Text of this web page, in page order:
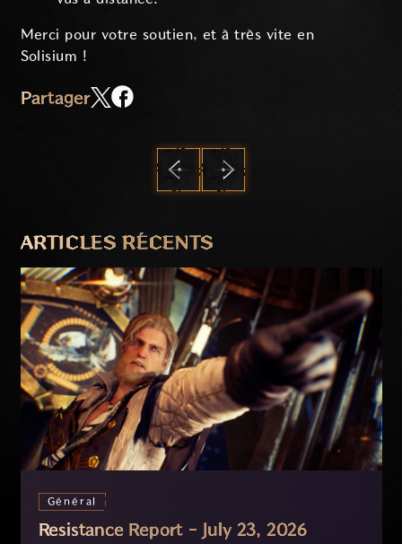
Merci pour votre soutien, et à très vite en
Solisium !
Partager
ARTICLES RÉCENTS
Général
Resistance Report - July 23, 2026